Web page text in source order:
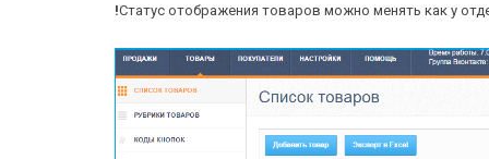
!Статус отображения товаров можно менять как у